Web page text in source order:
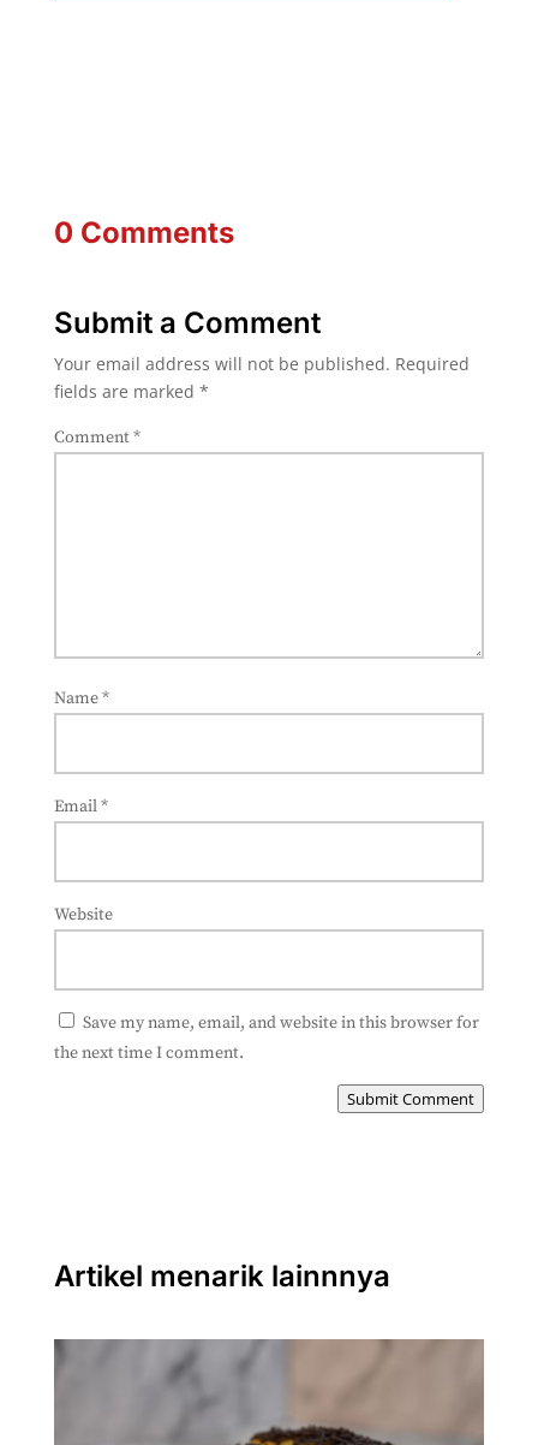
0 Comments
Submit a Comment
Your email address will not be published. Required
fields are marked *
Comment*
Name*
Email*
Website
Save my name, email, and website in this browser for
the next time I comment.
Submit Comment
Artikel menarik lainnnya